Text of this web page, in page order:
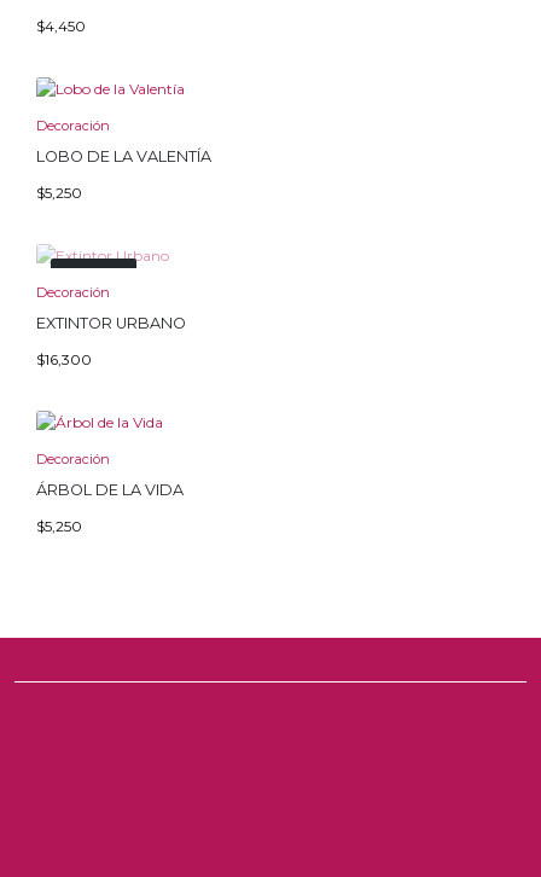
$4,450
Decoración
LOBO DE LA VALENTÍA
$5,250
Decoración
EXTINTOR URBANO
$16,300
Decoración
ÁRBOL DE LA VIDA
$5,250